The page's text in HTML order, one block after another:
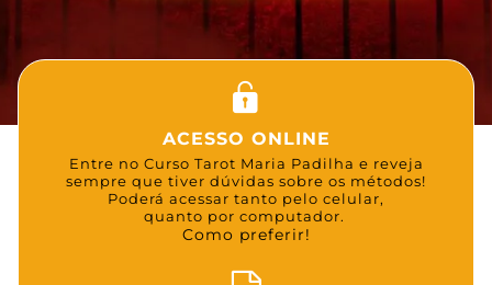
ACESSO ONLINE
Entre no Curso Tarot Maria Padilha e reveja
sempre que tiver dúvidas sobre os métodos!
Poderá acessar tanto pelo celular,
quanto por computador.
Como preferir!